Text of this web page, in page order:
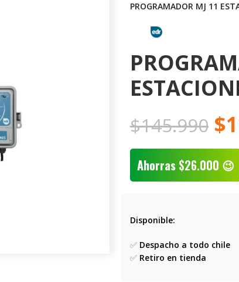
PROGRAMADOR MJ 11
$145.990 $
Ahorras $26.000 😉
Disponible:
✅ Despacho a todo chile
✅ Retiro en tienda